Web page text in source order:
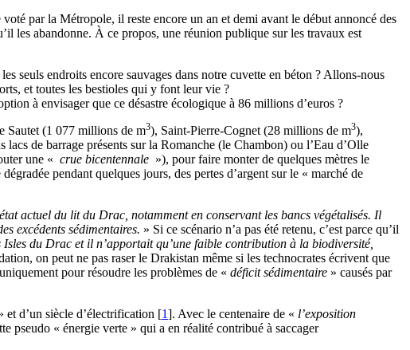
par la Métropole, il reste encore un an et demi avant le début annoncé des
les abandonne. À ce propos, une réunion publique sur les travaux est
seuls endroits encore sauvages dans notre cuvette en béton ? Allons-nous
et toutes les bestioles qui y font leur vie ?
à envisager que ce désastre écologique à 86 millions d’euros ?
Sautet (1 077 millions de m3), Saint-Pierre-Cognet (28 millions de m3),
de barrage présents sur la Romanche (le Chambon) ou l’Eau d’Olle
une « crue bicentennale »), pour faire monter de quelques mètres le
pendant quelques jours, des pertes d’argent sur le « marché de
actuel du lit du Drac, notamment en conservant les bancs végétalisés. Il
excédents sédimentaires. » Si ce scénario n’a pas été retenu, c’est parce qu’il
du Drac et il n’apportait qu’une faible contribution à la biodiversité,
on peut ne pas raser le Drakistan même si les technocrates écrivent que
pour résoudre les problèmes de « déficit sédimentaire » causés par
d’un siècle d’électrification [1]. Avec le centenaire de « l’exposition
pseudo « énergie verte » qui a en réalité contribué à saccager